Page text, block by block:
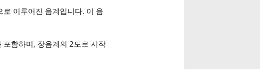
이루어진 음계입니다. 이 음
함하며, 장음계의 2도로 시작